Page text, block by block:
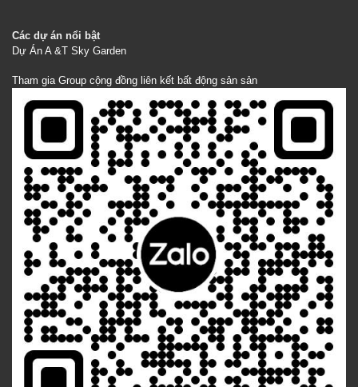
Các dự án nổi bật
Dự Án A &T Sky Garden
Tham gia Group cộng đồng liên kết bất động sản sản